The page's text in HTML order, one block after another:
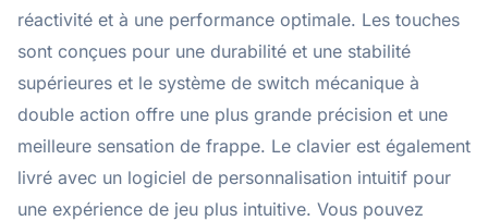
réactivité et à une performance optimale. Les touches
sont conçues pour une durabilité et une stabilité
supérieures et le système de switch mécanique à
double action offre une plus grande précision et une
meilleure sensation de frappe. Le clavier est également
livré avec un logiciel de personnalisation intuitif pour
une expérience de jeu plus intuitive. Vous pouvez